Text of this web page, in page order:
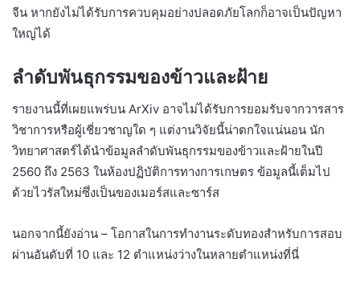
จีน หากยังไม่ได้รับการควบคุมอย่างปลอดภัยโลกก็อาจเป็นปัญหา
ใหญ่ได้
ลำดับพันธุกรรมของข้าวและฝ้าย
รายงานนี้ที่เผยแพร่บน ArXiv อาจไม่ได้รับการยอมรับจากวารสาร
วิชาการหรือผู้เชี่ยวชาญใด ๆ แต่งานวิจัยนี้น่าตกใจแน่นอน นัก
วิทยาศาสตร์ได้นำข้อมูลลำดับพันธุกรรมของข้าวและฝ้ายในปี
2560 ถึง 2563 ในห้องปฏิบัติการทางการเกษตร ข้อมูลนี้เต็มไป
ด้วยไวรัสใหม่ซึ่งเป็นของเมอร์สและซาร์ส
นอกจากนี้ยังอ่าน – โอกาสในการทำงานระดับทองสำหรับการสอบ
ผ่านอันดับที่ 10 และ 12 ตำแหน่งว่างในหลายตำแหน่งที่นี่